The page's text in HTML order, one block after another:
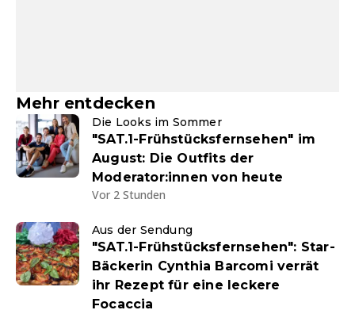
Mehr entdecken
Die Looks im Sommer
"SAT.1-Frühstücksfernsehen" im
August: Die Outfits der
Moderator:innen von heute
Vor 2 Stunden
Aus der Sendung
"SAT.1-Frühstücksfernsehen": Star-
Bäckerin Cynthia Barcomi verrät
ihr Rezept für eine leckere
Focaccia